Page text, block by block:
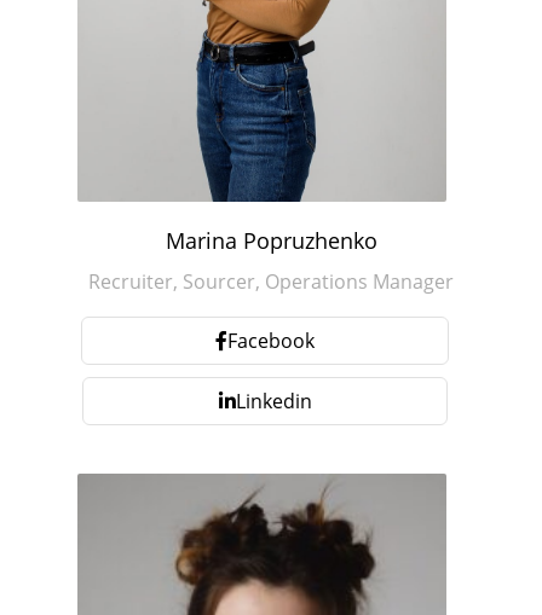
Marina Popruzhenko
Recruiter, Sourcer, Operations Manager
Facebook
Linkedin